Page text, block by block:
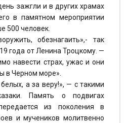
зажгли и в других храмах
в памятном мероприятии
500 человек.
обезнагаить»,- так
года от Ленина Троцкому. —
навести страх, ужас и они
в Черном море».
а за веру!», — с такими
Память о подвигах
из поколения в
и мучеников молитвенно